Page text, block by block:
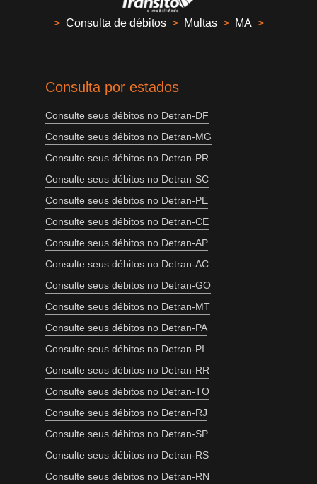
> Consulta de débitos > Multas > MA >
Consulta por estados
Consulte seus débitos no Detran-DF
Consulte seus débitos no Detran-MG
Consulte seus débitos no Detran-PR
Consulte seus débitos no Detran-SC
Consulte seus débitos no Detran-PE
Consulte seus débitos no Detran-CE
Consulte seus débitos no Detran-AP
Consulte seus débitos no Detran-AC
Consulte seus débitos no Detran-GO
Consulte seus débitos no Detran-MT
Consulte seus débitos no Detran-PA
Consulte seus débitos no Detran-PI
Consulte seus débitos no Detran-RR
Consulte seus débitos no Detran-TO
Consulte seus débitos no Detran-RJ
Consulte seus débitos no Detran-SP
Consulte seus débitos no Detran-RS
Consulte seus débitos no Detran-RN